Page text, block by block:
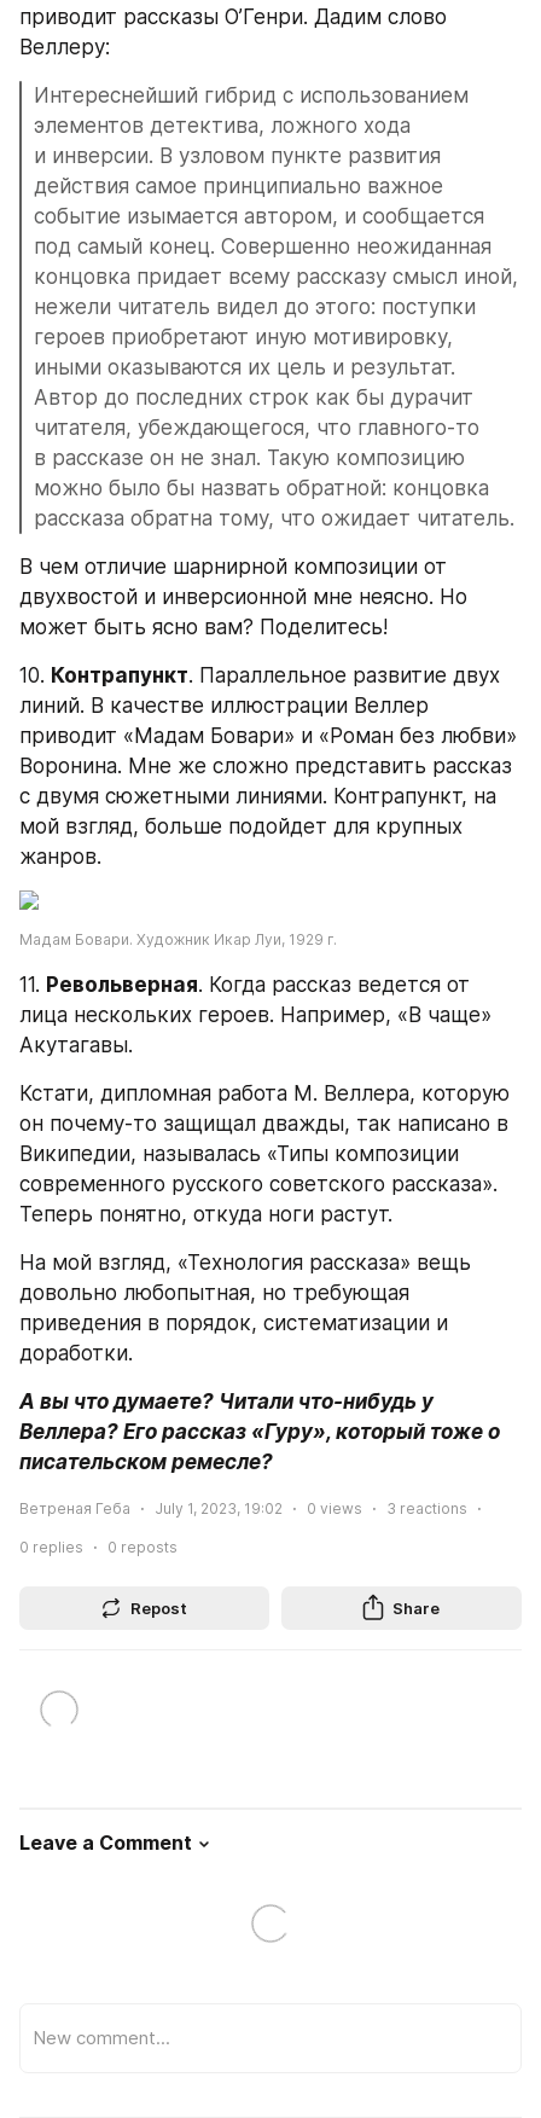
приводит рассказы О’Генри. Дадим слово
Веллеру:
Интереснейший гибрид с использованием
элементов детектива, ложного хода
и инверсии. В узловом пункте развития
действия самое принципиально важное
событие изымается автором, и сообщается
под самый конец. Совершенно неожиданная
концовка придает всему рассказу смысл иной,
нежели читатель видел до этого: поступки
героев приобретают иную мотивировку,
иными оказываются их цель и результат.
Автор до последних строк как бы дурачит
читателя, убеждающегося, что главного-то
в рассказе он не знал. Такую композицию
можно было бы назвать обратной: концовка
рассказа обратна тому, что ожидает читатель.
В чем отличие шарнирной композиции от
двухвостой и инверсионной мне неясно. Но
может быть ясно вам? Поделитесь!
10. Контрапункт. Параллельное развитие двух
линий. В качестве иллюстрации Веллер
приводит «Мадам Бовари» и «Роман без любви»
Воронина. Мне же сложно представить рассказ
с двумя сюжетными линиями. Контрапункт, на
мой взгляд, больше подойдет для крупных
жанров.
Мадам Бовари. Художник Икар Луи, 1929 г.
11. Револьверная. Когда рассказ ведется от
лица нескольких героев. Например, «В чаще»
Акутагавы.
Кстати, дипломная работа М. Веллера, которую
он почему-то защищал дважды, так написано в
Википедии, называлась «Типы композиции
современного русского советского рассказа».
Теперь понятно, откуда ноги растут.
На мой взгляд, «Технология рассказа» вещь
довольно любопытная, но требующая
приведения в порядок, систематизации и
доработки.
А вы что думаете? Читали что-нибудь у
Веллера? Его рассказ «Гуру», который тоже о
писательском ремесле?
Ветреная Геба July 1, 2023, 19:02 0 views 3 reactions
0 replies 0 reposts
Repost Share
Leave a Comment